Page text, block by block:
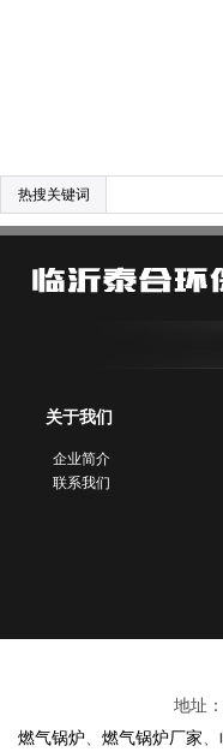
热搜关键词
关于我们
企业简介
联系我们
地址
燃气锅炉
燃气锅炉厂家